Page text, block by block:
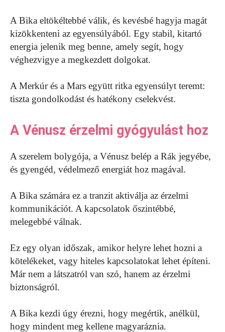
A Bika eltökéltebbé válik, és kevésbé hagyja magát
kizökkenteni az egyensúlyából. Egy stabil, kitartó
energia jelenik meg benne, amely segít, hogy
véghezvigye a megkezdett dolgokat.
A Merkúr és a Mars együtt ritka egyensúlyt teremt:
tiszta gondolkodást és hatékony cselekvést.
A Vénusz érzelmi gyógyulást hoz
A szerelem bolygója, a Vénusz belép a Rák jegyébe,
és gyengéd, védelmező energiát hoz magával.
A Bika számára ez a tranzit aktiválja az érzelmi
kommunikációt. A kapcsolatok őszintébbé,
melegebbé válnak.
Ez egy olyan időszak, amikor helyre lehet hozni a
kötelékeket, vagy hiteles kapcsolatokat lehet építeni.
Már nem a látszatról van szó, hanem az érzelmi
biztonságról.
A Bika kezdi úgy érezni, hogy megértik, anélkül,
hogy mindent meg kellene magyaráznia.